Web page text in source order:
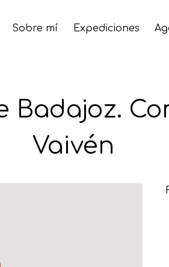
Sobre mí Expediciones
Badajoz.
Vaivén